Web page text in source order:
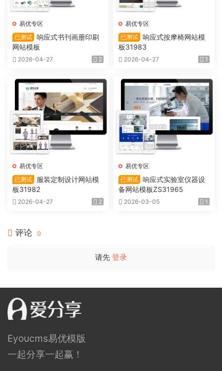
易优专区
已测试 响应式书刊画册印刷
网站模板
2026-04-27 2
易优专区
已测试 响应式按摩椅网站模
板31983
2026-04-27 1
易优专区
已测试
服装定制设计网站模
板31982
2026-04-27 2
易优专区
已测试 响应式实验室仪器设
备网站模板ZS31965
2026-03-05 1
评论 0
请先 登录
Eyoucms易优模版
一起分享一起赢！